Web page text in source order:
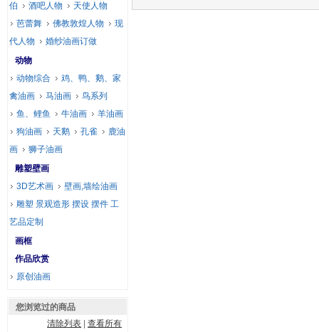
伯
酒吧人物
天使人物
芭蕾舞
佛教敦煌人物
现
代人物
婚纱油画订做
动物
动物综合
鸡、鸭、鹅、家
禽油画
马油画
鸟系列
鱼、鲤鱼
牛油画
羊油画
狗油画
天鹅 孔雀
鹿油
画
狮子油画
雕塑壁画
3D艺术画
壁画,墙绘油画
雕塑 景观造形 摆设 摆件 工
艺品定制
画框
作品欣赏
原创油画
您浏览过的商品
清除列表 |查看所有